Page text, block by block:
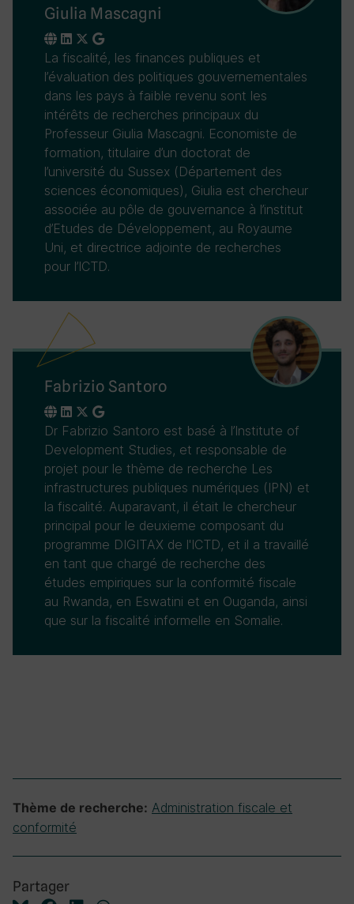
Giulia Mascagni
La fiscalité, les finances publiques et
l’évaluation des politiques gouvernementales
dans les pays à faible revenu sont les
intérêts de recherches principaux du
Professeur Giulia Mascagni. Economiste de
formation, titulaire d’un doctorat de
l’université du Sussex (Département des
sciences économiques), Giulia est chercheur
associée au pôle de gouvernance à l’institut
d’Etudes de Développement, au Royaume
Uni, et directrice adjointe de recherches
pour l’ICTD.
Fabrizio Santoro
Dr Fabrizio Santoro est basé à l’Institute of
Development Studies, et responsable de
projet pour le thème de recherche Les
infrastructures publiques numériques (IPN) et
la fiscalité. Auparavant, il était le chercheur
principal pour le deuxieme composant du
programme DIGITAX de l'ICTD, et il a travaillé
en tant que chargé de recherche des
études empiriques sur la conformité fiscale
au Rwanda, en Eswatini et en Ouganda, ainsi
que sur la fiscalité informelle en Somalie.
Thème de recherche: Administration fiscale et
conformité
Partager